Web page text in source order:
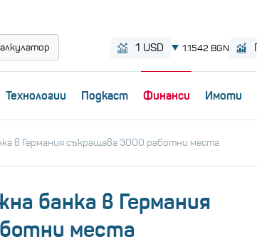
Технологии Пoдкаст Финанси Имоти
в Германия съкращава 3000 работни места
банка в Германия
места